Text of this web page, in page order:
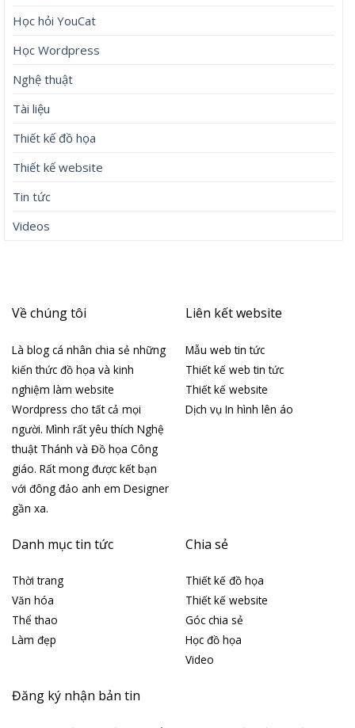
Học hỏi YouCat
Học Wordpress
Nghệ thuật
Tài liệu
Thiết kế đồ họa
Thiết kế website
Tin tức
Videos
Về chúng tôi
Là blog cá nhân chia sẻ những
kiến thức đồ họa và kinh
nghiệm làm website
Wordpress cho tất cả mọi
người. Mình rất yêu thích Nghệ
thuật Thánh và Đồ họa Công
giáo. Rất mong được kết bạn
với đông đảo anh em Designer
gần xa.
Liên kết website
Mẫu web tin tức
Thiết kế web tin tức
Thiết kế website
Dịch vụ In hình lên áo
Danh mục tin tức
Thời trang
Văn hóa
Thể thao
Làm đẹp
Chia sẻ
Thiết kế đồ họa
Thiết kế website
Góc chia sẻ
Học đồ họa
Video
Đăng ký nhận bản tin